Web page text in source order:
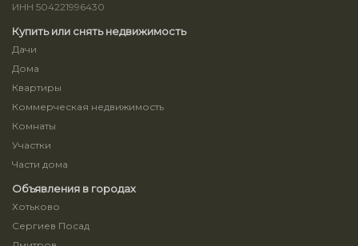
ИНН 504221996430
Купить или снять недвижимость
Дачи
Дома
Квартиры
Коммерческая недвижимость
Комнаты
Участки
Части дома
Объявления в городах
Хотьково
Сергиев Посад